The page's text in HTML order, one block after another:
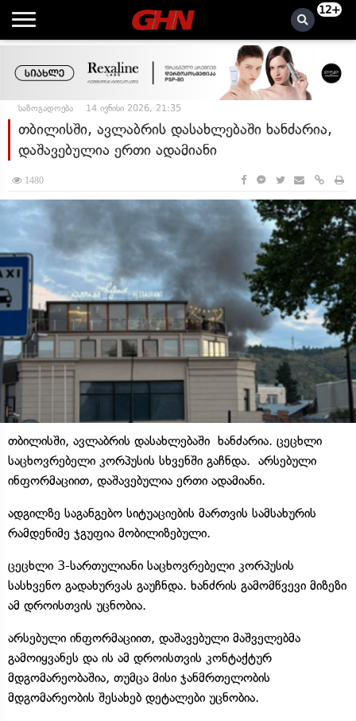
12+
საზოგადოება 14 ივნისი 2026, 21:35
თბილისში, ავლაბრის დასახლებაში ხანძარია,
დაშავებულია ერთი ადამიანი
1480
თბილისში, ავლაბრის დასახლებაში ხანძარია. ცეცხლი
საცხოვრებელი კორპუსის სხვენში გაჩნდა. არსებული
ინფორმაციით, დაშავებულია ერთი ადამიანი.
ადგილზე საგანგებო სიტუაციების მართვის სამსახურის
რამდენიმე ჯგუფია მობილიზებული.
ცეცხლი 3-სართულიანი საცხოვრებელი კორპუსის
სასხვენო გადახურვას გაუჩნდა. ხანძრის გამომწვევი მიზეზი
ამ დროისთვის უცნობია.
არსებული ინფორმაციით, დაშავებული მაშველებმა
გამოიყვანეს და ის ამ დროისთვის კონტაქტურ
მდგომარეობაშია, თუმცა მისი ჯანმრთელობის
მდგომარეობის შესახებ დეტალები უცნობია.